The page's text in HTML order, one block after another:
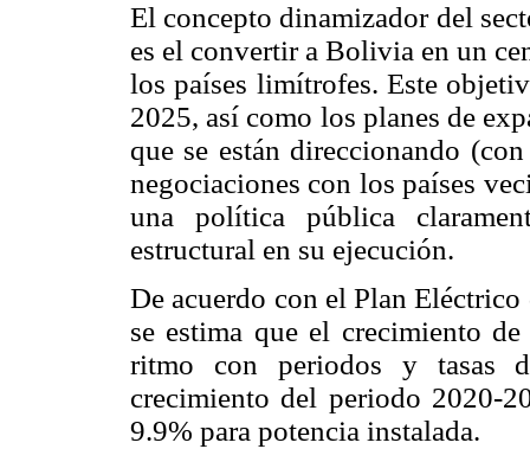
El concepto dinamizador del
es el convertir a Bolivia en un
los países limítrofes. Este
2025, así como los planes de
que se están direccionando
negociaciones con los países
una política pública
estructural en su ejecución.
De acuerdo con el Plan
se estima que el crecimiento
ritmo con periodos y tasas
crecimiento del periodo 2020-
9.9% para potencia instalada.